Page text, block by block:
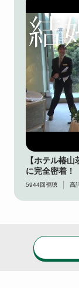
【ホテル椿
に完全密着！
5944回視聴 高